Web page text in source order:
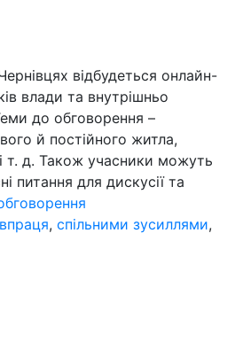
відбудеться онлайн-
влади та внутрішньо
до обговорення –
й постійного житла,
т. д. Також учасники можуть
питання для дискусії та
, спільними зусиллями,